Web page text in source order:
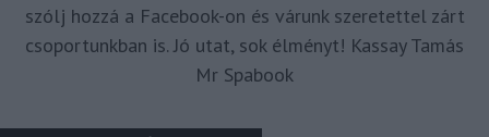
szólj hozzá a Facebook-on és várunk szeretettel zárt
csoportunkban is. Jó utat, sok élményt! Kassay Tamás
Mr Spabook